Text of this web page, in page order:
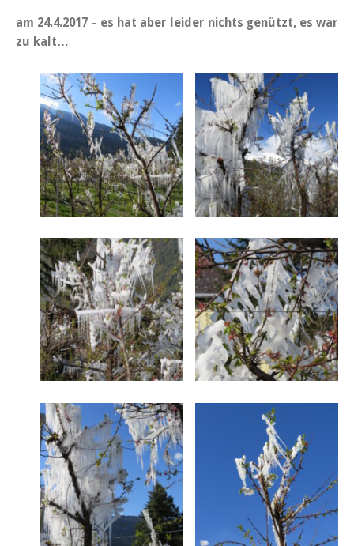
am 24.4.2017 – es hat aber leider nichts genützt, es war
zu kalt…